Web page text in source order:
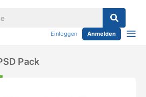
Einloggen Anmelden
Pack